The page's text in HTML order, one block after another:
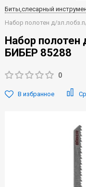
Биты,слесарный
Набор полотен д/
Набор полотен
БИБЕР 85288
0
В избранное